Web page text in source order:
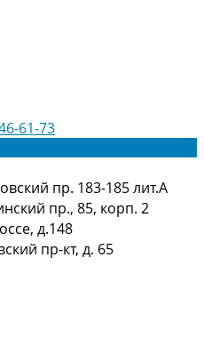
61-73
пр. 183-185 лит.А
пр., 85, корп. 2
д.148
пр-кт, д. 65